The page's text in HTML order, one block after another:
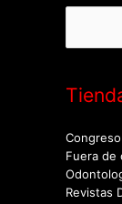
Congreso
Fuera de
Revistas